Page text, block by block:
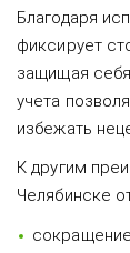
Благодаря
фиксирует
защищая
учета
избежать
К другим
Челябинске